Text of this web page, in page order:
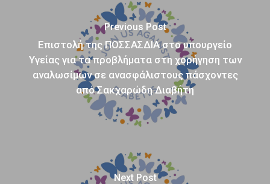
Previous Post
Επιστολή της ΠΟΣΣΑΣΔΙΑ στο υπουργείο
Υγείας για τα προβλήματα στη χορήγηση των
αναλωσίμων σε ανασφάλιστους πάσχοντες
από Σακχαρώδη Διαβήτη
Next Post